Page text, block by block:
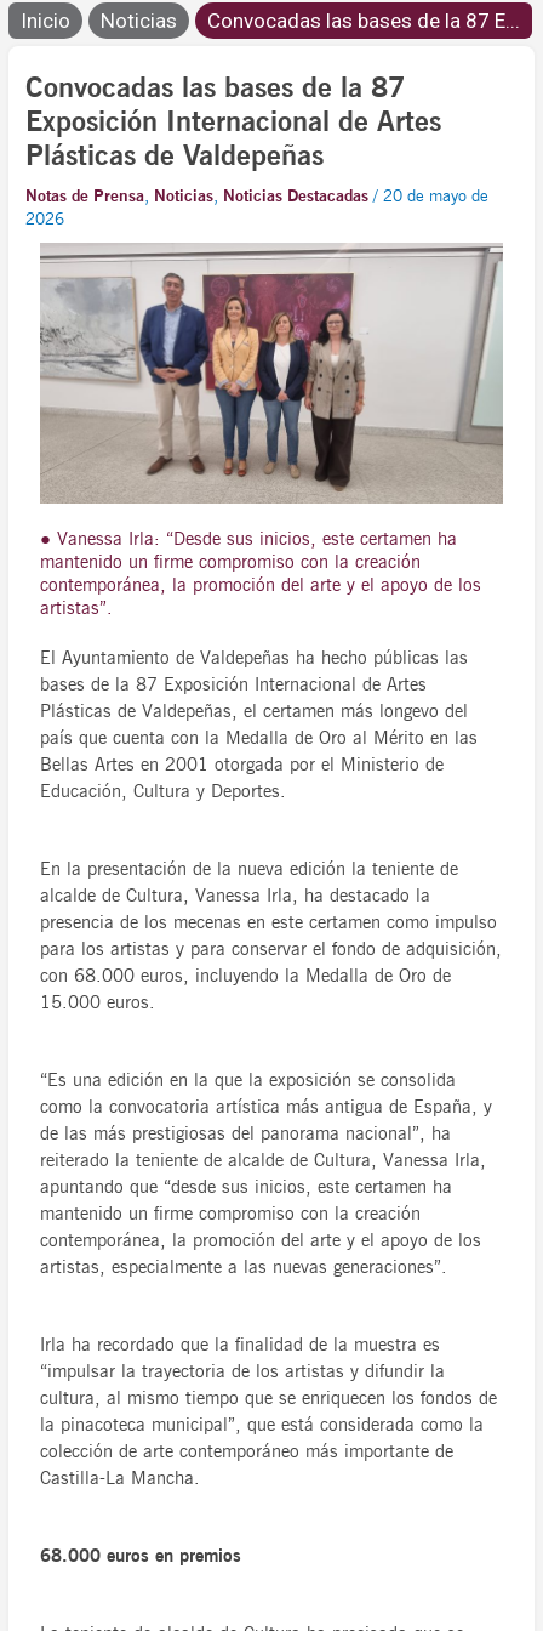
Inicio Noticias Convocadas las bases de la 87 E...
Convocadas las bases de la 87
Exposición Internacional de Artes
Plásticas de Valdepeñas
Notas de Prensa, Noticias, Noticias Destacadas /20 de mayo de
2026
● Vanessa Irla: “Desde sus inicios, este certamen ha
mantenido un firme compromiso con la creación
contemporánea, la promoción del arte y el apoyo de los
artistas”.
El Ayuntamiento de Valdepeñas ha hecho públicas las
bases de la 87 Exposición Internacional de Artes
Plásticas de Valdepeñas, el certamen más longevo del
país que cuenta con la Medalla de Oro al Mérito en las
Bellas Artes en 2001 otorgada por el Ministerio de
Educación, Cultura y Deportes.
En la presentación de la nueva edición la teniente de
alcalde de Cultura, Vanessa Irla, ha destacado la
presencia de los mecenas en este certamen como impulso
para los artistas y para conservar el fondo de adquisición,
con 68.000 euros, incluyendo la Medalla de Oro de
15.000 euros.
“Es una edición en la que la exposición se consolida
como la convocatoria artística más antigua de España, y
de las más prestigiosas del panorama nacional”, ha
reiterado la teniente de alcalde de Cultura, Vanessa Irla,
apuntando que “desde sus inicios, este certamen ha
mantenido un firme compromiso con la creación
contemporánea, la promoción del arte y el apoyo de los
artistas, especialmente a las nuevas generaciones”.
Irla ha recordado que la finalidad de la muestra es
“impulsar la trayectoria de los artistas y difundir la
cultura, al mismo tiempo que se enriquecen los fondos de
la pinacoteca municipal”, que está considerada como la
colección de arte contemporáneo más importante de
Castilla-La Mancha.
68.000 euros en premios